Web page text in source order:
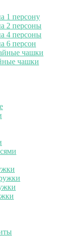
1 персону
2 персоны
4 персоны
6 персон
чашки
чашки